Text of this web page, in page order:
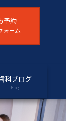
予約
ォーム
科ブログ
Blog